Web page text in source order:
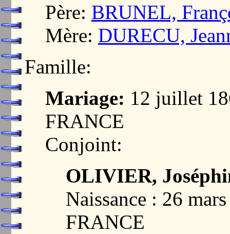
Père: BRUNEL,
Mère: DURECU,
Famille:
Mariage: 12 juillet
FRANCE
Conjoint:
OLIVIER,
Naissance : 26
FRANCE